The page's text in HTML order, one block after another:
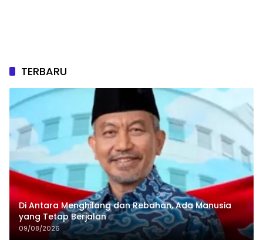
TERBARU
Di Antara Menghilang dan Rebahan, Ada Manusia
yang Tetap Berjalan
09/08/2026